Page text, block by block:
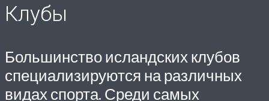
Клубы
Большинство исландских клубов
специализируются на различных
видах спорта. Среди самых